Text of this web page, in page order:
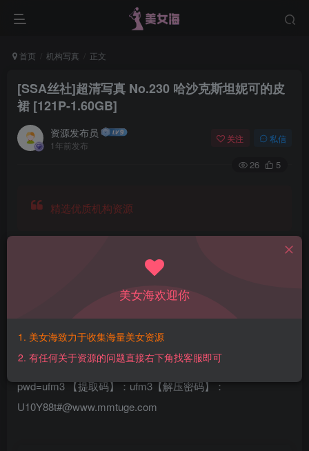
首页 机构写真 正文
[SSA丝社]超清写真 No.230 哈沙克斯坦妮可的皮
裙 [121P-1.60GB]
资源发布员
1年前发布
关注 私信
26 5
精选优质机构资源
【百度网盘】：
https://pan.baidu.com/s/17dFoGXxmvRt6s5XjEy4zuw?
pwd=ufm3 【提取码】：ufm3【解压密码】：
U10Y88t#@www.mmtuge.com
美女海欢迎你
1. 美女海致力于收集海量美女资源
2. 有任何关于资源的问题直接右下角找客服即可